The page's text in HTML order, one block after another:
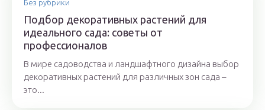
Без рубрики
Подбор декоративных растений для
идеального сада: советы от
профессионалов
В мире садоводства и ландшафтного дизайна выбор
декоративных растений для различных зон сада –
это...